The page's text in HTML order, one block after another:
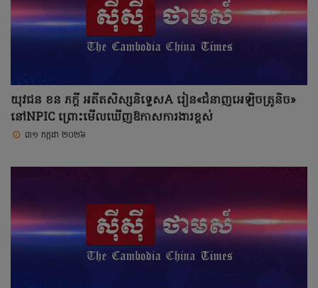
យុវជន ខន ភក្តី អតីតសិស្សនិទ្ទេសA រៀន«ជំនាញអេឡិចត្រូនិច»
នៅNPIC ព្រោះមើលឃើញឱកាសការងារខ្ពស់
៣១ កក្កដា ២០២៦